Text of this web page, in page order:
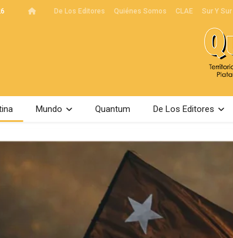
De Los Editores Quiénes Somos CLAE Sur Y Sur
Mundo Quantum De Los Editores